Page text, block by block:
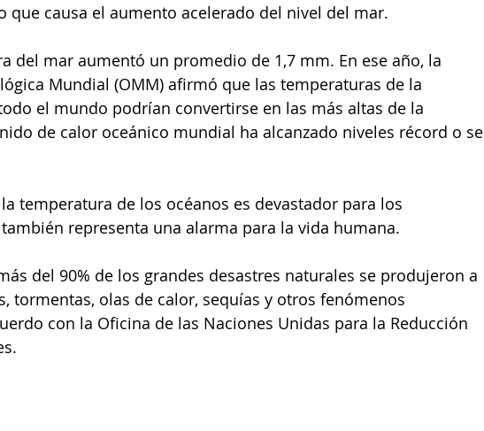
que causa el aumento acelerado del nivel del mar.
del mar aumentó un promedio de 1,7 mm. En ese año, la
Mundial (OMM) afirmó que las temperaturas de la
el mundo podrían convertirse en las más altas de la
de calor oceánico mundial ha alcanzado niveles récord o se
temperatura de los océanos es devastador para los
representa una alarma para la vida humana.
del 90% de los grandes desastres naturales se produjeron a
tormentas, olas de calor, sequías y otros fenómenos
con la Oficina de las Naciones Unidas para la Reducción